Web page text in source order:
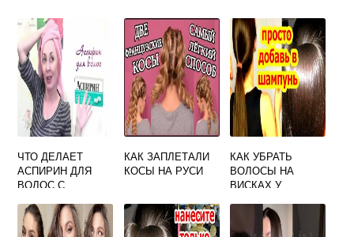
ЧТО ДЕЛАЕТ
АСПИРИН ДЛЯ
ВОЛОС С
КАК ЗАПЛЕТАЛИ
КОСЫ НА РУСИ
КАК УБРАТЬ
ВОЛОСЫ НА
ВИСКАХ У